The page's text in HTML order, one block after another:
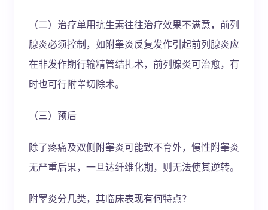
（二）治疗单用抗生素往往治疗效果不满意，前列
腺炎必须控制，如附睾炎反复发作引起前列腺炎应
在非发作期行输精管结扎术，前列腺炎可治愈，有
时也可行附睾切除术。
（三）预后
除了疼痛及双侧附睾炎可能致不育外，慢性附睾炎
无严重后果，一旦达纤维化期，则无法使其逆转。
附睾炎分几类，其临床表现有何特点？